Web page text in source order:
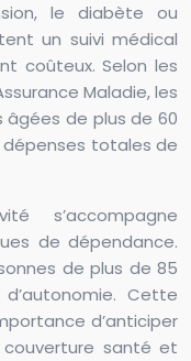
le diabète ou
un suivi médical
coûteux. Selon les
Maladie, les
de plus de 60
totales de
s’accompagne
de dépendance.
de plus de 85
Cette
d’anticiper
santé et